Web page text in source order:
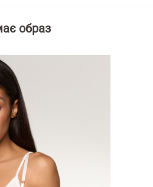
образ